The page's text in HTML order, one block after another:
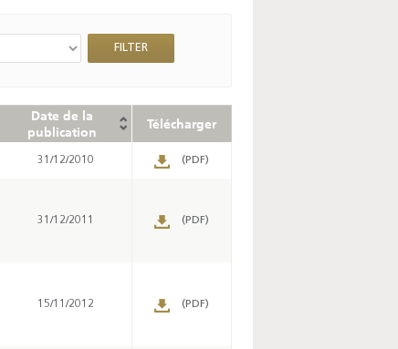
Date de la
publication
Télécharger
31/12/2010 (PDF)
31/12/2011 (PDF)
15/11/2012 (PDF)